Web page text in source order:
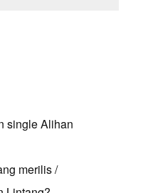
single Alihan
merilis /